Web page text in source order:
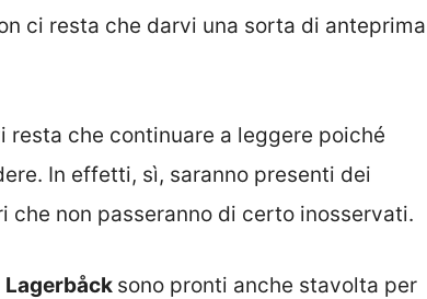
ci resta che darvi una sorta di anteprima
resta che continuare a leggere poiché
In effetti, sì, saranno presenti dei
non passeranno di certo inosservati.
Lagerbåck sono pronti anche stavolta per